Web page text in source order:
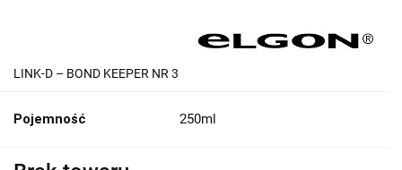
LINK-D – BOND KEEPER NR 3
Pojemność 250ml